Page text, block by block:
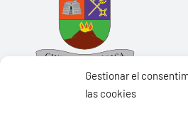
Gestionar el
las cookies